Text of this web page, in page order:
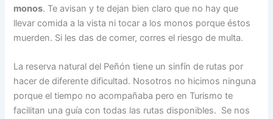
monos. Te avisan y te dejan bien claro que no hay que
llevar comida a la vista ni tocar a los monos porque éstos
muerden. Si les das de comer, corres el riesgo de multa.
La reserva natural del Peñón tiene un sinfín de rutas por
hacer de diferente dificultad. Nosotros no hicimos ninguna
porque el tiempo no acompañaba pero en Turismo te
facilitan una guía con todas las rutas disponibles. Se nos